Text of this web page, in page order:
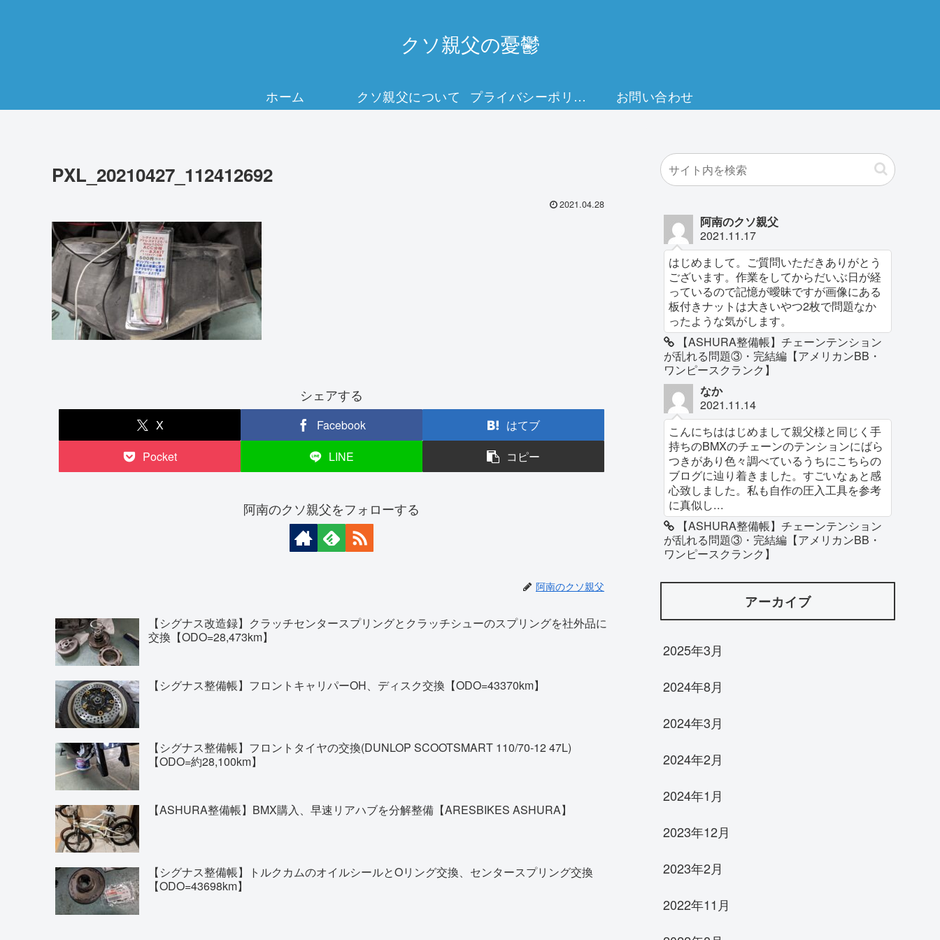
クソ親父の憂鬱
ホーム クソ親父について プライバシーポリシー お問い合わせ
PXL_20210427_112412692
2021.04.28
シェアする
X Facebook
はてブ
Pocket
LINE コピー
阿南のクソ親父をフォローする
阿南のクソ親父
【シグナス改造録】クラッチセンタースプリングとクラッチシューのスプリングを社外品に
交換【ODO=28,473km】
【シグナス整備帳】フロントキャリパーOH、ディスク交換【ODO=43370km】
【シグナス整備帳】フロントタイヤの交換(DUNLOP SCOOTSMART 110/70-12 47L)
【ODO=約28,100km】
【ASHURA整備帳】BMX購入、早速リアハブを分解整備【ARESBIKES ASHURA】
【シグナス整備帳】トルクカムのオイルシールとOリング交換、センタースプリング交換
【ODO=43698km】
阿南のクソ親父
2021.11.17
はじめまして。ご質問いただきありがとう
ございます。作業をしてからだいぶ日が経
っているので記憶が曖昧ですが画像にある
板付きナットは大きいやつ2枚で問題なか
ったような気がします。
【ASHURA整備帳】チェーンテンション
が乱れる問題③・完結編【アメリカンBB・
ワンピースクランク】
なか
2021.11.14
こんにちははじめまして親父様と同じく手
持ちのBMXのチェーンのテンションにばら
つきがあり色々調べているうちにこちらの
ブログに辿り着きました。すごいなぁと感
心致しました。私も自作の圧入工具を参考
に真似し...
【ASHURA整備帳】チェーンテンション
が乱れる問題③・完結編【アメリカンBB・
ワンピースクランク】
アーカイブ
2025年3月
2024年8月
2024年3月
2024年2月
2024年1月
2023年12月
2023年2月
2022年11月